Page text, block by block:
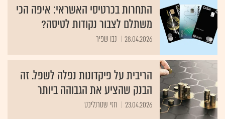
התחרות בכרטיסי האשראי: איפה הכי
משתלם לצבור נקודות לטיסה?
28.04.2026 נבו שפיר
הריבית על פיקדונות נפלה לשפל. זה
הבנק שהציע את הגבוהה ביותר
23.04.2026 חזי שטרנליכט